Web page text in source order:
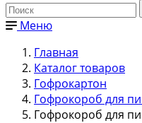
Меню
Главная
Каталог товаров
Гофрокартон
Гофрокороб для
Гофрокороб для